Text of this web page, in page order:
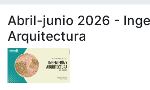
Abril-junio 2026 -
Arquitectura